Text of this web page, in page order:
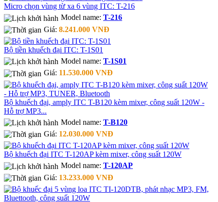
Micro chọn vùng từ xa 6 vùng ITC: T-216
Model name: T-216
Giá: 8.241.000 VNĐ
Bộ tiền khuếch đại ITC: T-1S01
Model name: T-1S01
Giá: 11.530.000 VNĐ
Bộ khuếch đại, amply ITC T-B120 kèm mixer, công suất 120W -
Hỗ trợ MP3...
Model name: T-B120
Giá: 12.030.000 VNĐ
Bộ khuếch đại ITC T-120AP kèm mixer, công suất 120W
Model name: T-120AP
Giá: 13.233.000 VNĐ